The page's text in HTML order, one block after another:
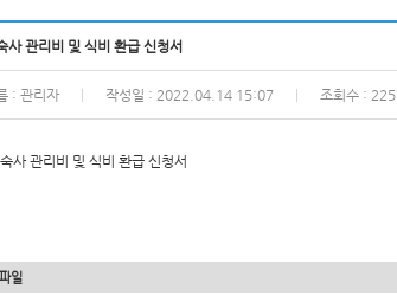
사 관리비 및 식비 환급 신청서
: 관리자 작성일 : 2022.04.14 15:07 조회수 :
사 관리비 및 식비 환급 신청서
일